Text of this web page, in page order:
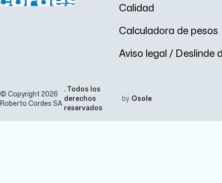
Calidad
Calculadora de pesos
Aviso legal / Deslinde
© Copyright 2026
Roberto Cordes SA
. Todos los
derechos
reservados
by Osole